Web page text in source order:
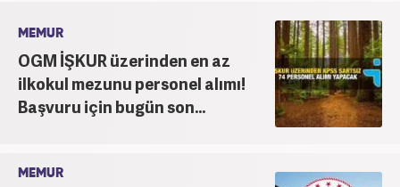
MEMUR
OGM İŞKUR üzerinden en az
ilkokul mezunu personel alımı!
Başvuru için bugün son...
MEMUR